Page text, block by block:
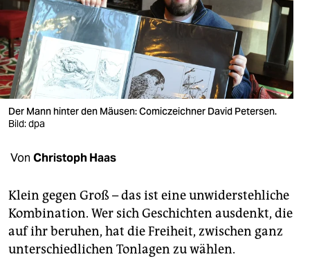
nord
wahrheit
verlag
verlag
shop
fragen & hilfe
unterstützen
abo
Der Mann hinter den Mäusen: Comiczeichner David Petersen.
Bild: dpa
Von Christoph Haas
Klein gegen Groß – das ist eine unwiderstehliche
Kombination. Wer sich Geschichten ausdenkt, die
auf ihr beruhen, hat die Freiheit, zwischen ganz
unterschiedlichen Tonlagen zu wählen.